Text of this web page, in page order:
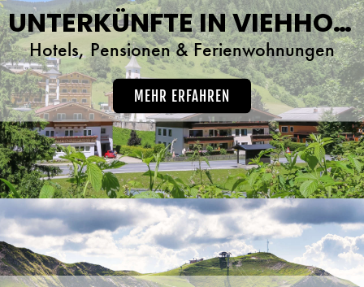
UNTERKÜNFTE IN VIEHHOFEN
Hotels, Pensionen & Ferienwohnungen
MEHR ERFAHREN